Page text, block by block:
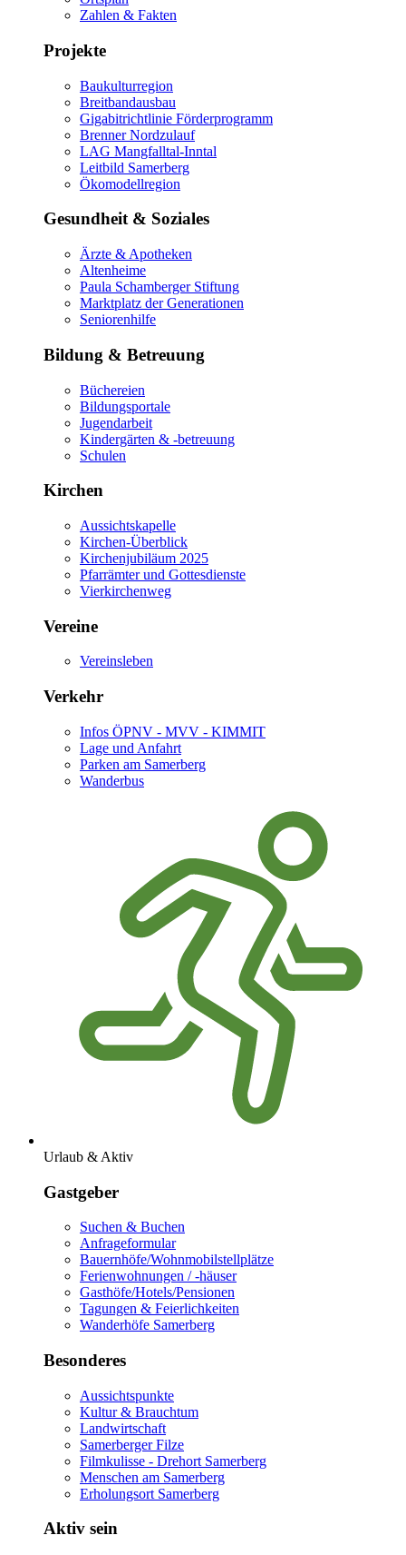
Zahlen & Fakten
Projekte
Baukulturregion
Breitbandausbau
Gigabitrichtlinie Förderprogramm
Brenner Nordzulauf
LAG Mangfalltal-Inntal
Leitbild Samerberg
Ökomodellregion
Gesundheit & Soziales
Ärzte & Apotheken
Altenheime
Paula Schamberger Stiftung
Marktplatz der Generationen
Seniorenhilfe
Bildung & Betreuung
Büchereien
Bildungsportale
Jugendarbeit
Kindergärten & -betreuung
Schulen
Kirchen
Aussichtskapelle
Kirchen-Überblick
Kirchenjubiläum 2025
Pfarrämter und Gottesdienste
Vierkirchenweg
Vereine
Vereinsleben
Verkehr
Infos ÖPNV - MVV - KIMMIT
Lage und Anfahrt
Parken am Samerberg
Wanderbus
Urlaub & Aktiv
Gastgeber
Suchen & Buchen
Anfrageformular
Bauernhöfe/Wohnmobilstellplätze
Ferienwohnungen / -häuser
Gasthöfe/Hotels/Pensionen
Tagungen & Feierlichkeiten
Wanderhöfe Samerberg
Besonderes
Aussichtspunkte
Kultur & Brauchtum
Landwirtschaft
Samerberger Filze
Filmkulisse - Drehort Samerberg
Menschen am Samerberg
Erholungsort Samerberg
Aktiv sein